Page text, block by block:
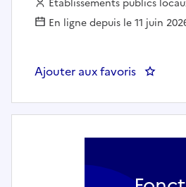
En ligne depuis le 11 juin
Ajouter aux favoris :